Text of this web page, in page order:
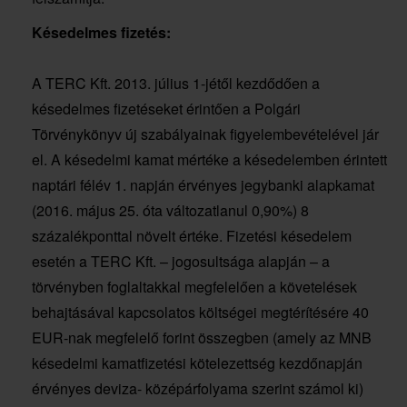
Késedelmes fizetés:
A TERC Kft. 2013. július 1-jétől kezdődően a
késedelmes fizetéseket érintően a Polgári
Törvénykönyv új szabályainak figyelembevételével jár
el. A késedelmi kamat mértéke a késedelemben érintett
naptári félév 1. napján érvényes jegybanki alapkamat
(2016. május 25. óta változatlanul 0,90%) 8
százalékponttal növelt értéke. Fizetési késedelem
esetén a TERC Kft. – jogosultsága alapján – a
törvényben foglaltakkal megfelelően a követelések
behajtásával kapcsolatos költségei megtérítésére 40
EUR-nak megfelelő forint összegben (amely az MNB
késedelmi kamatfizetési kötelezettség kezdőnapján
érvényes deviza- középárfolyama szerint számol ki)